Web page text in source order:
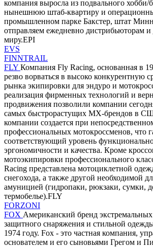
компания выросла из подвального хобби/
нынешнюю штаб-квартиру и
промышленном парке Бакстер, штат
отправляем ежедневно дистрибьюторам
миру.EPI
EVS
FINNTRAIL
FLY Компания Fly Racing, основанная в
резво ворваться в высоко конкурентную
рынка экипировки для эндуро и
реализация фирменных технологий и
продвижения позволили компании
самых быстрорастущих MX-брендов в
компании создается при
профессиональных мотокроссменов, что
соответствующий уровень
эргономичности и качества. Кроме
мотоэкипировки профессионального
Racing представлена мотоциклетной
снегохода, а также другой необходимой
амуницией (гидропаки, рюкзаки, сумки,
термобелье).FLY
FORZONI
FOX Американский бренд
защитного снаряжения и стильной
1974 году. Fox - это частная компания,
основателем и его сыновьями Грегом и